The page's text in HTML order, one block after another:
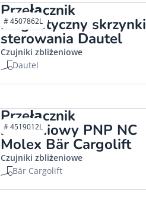
Przełącznik
magnetyczny skrzynki
sterowania Dautel
Czujniki zbliżeniowe
Dautel
# 4507862L
Przełącznik
zbliżeniowy PNP NC
Molex Bär Cargolift
Czujniki zbliżeniowe
Bär Cargolift
# 4519012L